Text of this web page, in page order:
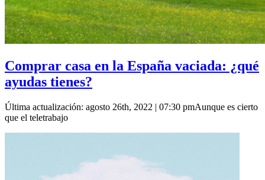
Comprar casa en la España vaciada: ¿qué
ayudas tienes?
Última actualización: agosto 26th, 2022 | 07:30 pmAunque es cierto
que el teletrabajo